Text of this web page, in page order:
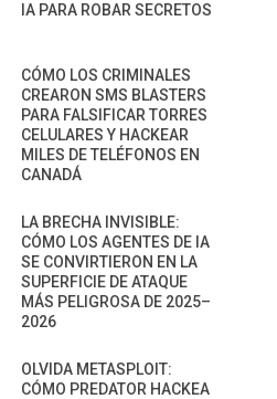
IA PARA ROBAR SECRETOS
CÓMO LOS CRIMINALES
CREARON SMS BLASTERS
PARA FALSIFICAR TORRES
CELULARES Y HACKEAR
MILES DE TELÉFONOS EN
CANADÁ
LA BRECHA INVISIBLE:
CÓMO LOS AGENTES DE IA
SE CONVIRTIERON EN LA
SUPERFICIE DE ATAQUE
MÁS PELIGROSA DE 2025–
2026
OLVIDA METASPLOIT:
CÓMO PREDATOR HACKEA